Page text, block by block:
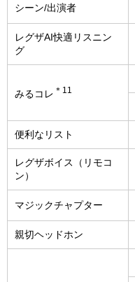
シーン/出演者
レグザAI快適リスニン
グ
みるコレ ＊11
便利なリスト
レグザボイス（リモコ
ン）
マジックチャプター
親切ヘッドホン